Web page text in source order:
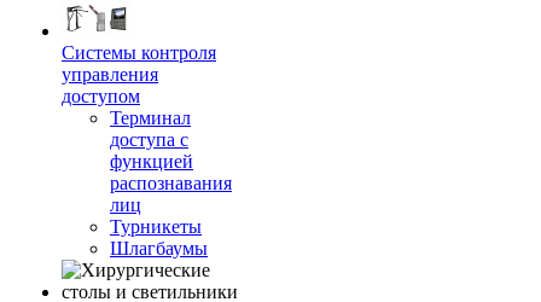
Системы контроля
управления
доступом
Терминал
доступа с
функцией
распознавания
лиц
Турникеты
Шлагбаумы